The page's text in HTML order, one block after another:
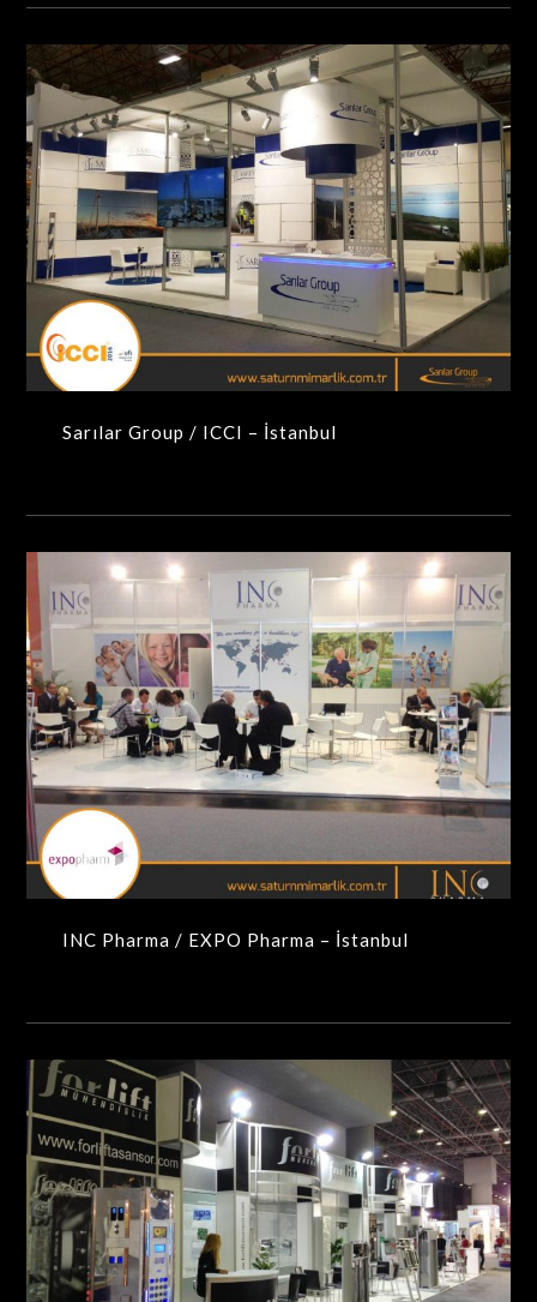
Sarılar Group / ICCI – İstanbul
MAXIMA-MODÜLER STANDLAR
Sarılar Group / ICCI – İstanbul
INC Pharma / EXPO Pharma – İstanbul
MAXIMA-MODÜLER STANDLAR
INC Pharma / EXPO Pharma – İstanbul
Forlift – Baras / Asansör İstanbul